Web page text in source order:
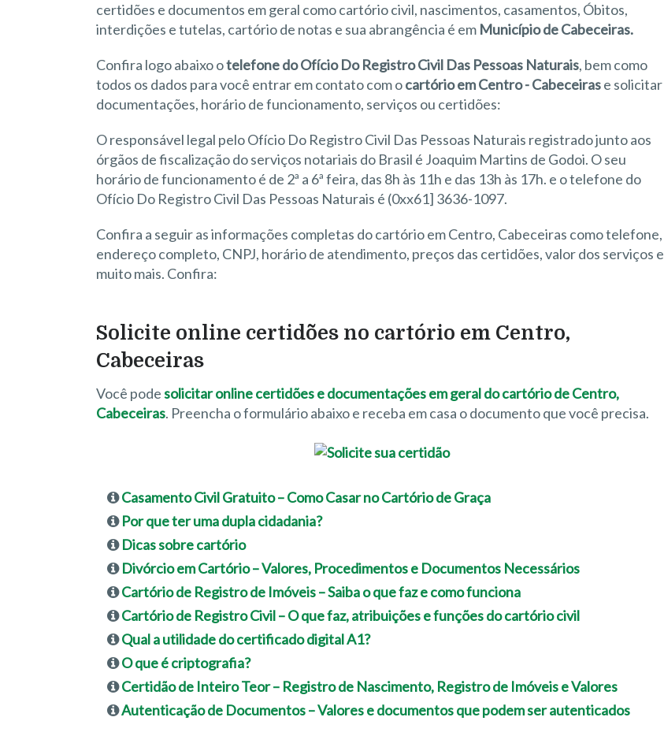
certidões e documentos em geral como cartório civil, nascimentos, casamentos, Óbitos,
interdições e tutelas, cartório de notas e sua abrangência é em Município de Cabeceiras.
Confira logo abaixo otelefone do Ofício Do Registro Civil Das Pessoas Naturais, bem como
todos os dados para você entrar em contato com ocartório em Centro - Cabeceirase solicitar
documentações, horário de funcionamento, serviços ou certidões:
O responsável legal pelo Ofício Do Registro Civil Das Pessoas Naturais registrado junto aos
órgãos de fiscalização do serviços notariais do Brasil é Joaquim Martins de Godoi. O seu
horário de funcionamento é de 2ª a 6ª feira, das 8h às 11h e das 13h às 17h. e o telefone do
Ofício Do Registro Civil Das Pessoas Naturais é (0xx61] 3636-1097.
Confira a seguir as informações completas do cartório em Centro, Cabeceiras como telefone,
endereço completo, CNPJ, horário de atendimento, preços das certidões, valor dos serviços e
muito mais. Confira:
Solicite online certidões no cartório em Centro,
Cabeceiras
Você podesolicitar online certidões e documentações em geral do cartório de Centro,
Cabeceiras. Preencha o formulário abaixo e receba em casa o documento que você precisa.
Casamento Civil Gratuito – Como Casar no Cartório de Graça
Por que ter uma dupla cidadania?
Dicas sobre cartório
Divórcio em Cartório – Valores, Procedimentos e Documentos Necessários
Cartório de Registro de Imóveis – Saiba o que faz e como funciona
Cartório de Registro Civil – O que faz, atribuições e funções do cartório civil
Qual a utilidade do certificado digital A1?
O que é criptografia?
Certidão de Inteiro Teor – Registro de Nascimento, Registro de Imóveis e Valores
Autenticação de Documentos – Valores e documentos que podem ser autenticados